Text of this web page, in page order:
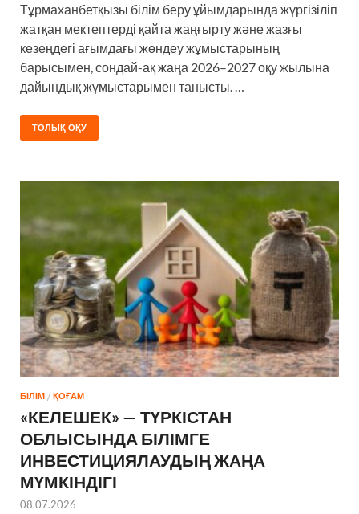
Тұрмаханбетқызы білім беру ұйымдарында жүргізіліп
жатқан мектептерді қайта жаңғырту және жазғы
кезеңдегі ағымдағы жөндеу жұмыстарының
барысымен, сондай-ақ жаңа 2026–2027 оқу жылына
дайындық жұмыстарымен танысты. …
ТОЛЫҚ ОҚУ
БІЛІМ / ҚОҒАМ
«КЕЛЕШЕК» — ТҮРКІСТАН
ОБЛЫСЫНДА БІЛІМГЕ
ИНВЕСТИЦИЯЛАУДЫҢ ЖАҢА
МҮМКІНДІГІ
08.07.2026